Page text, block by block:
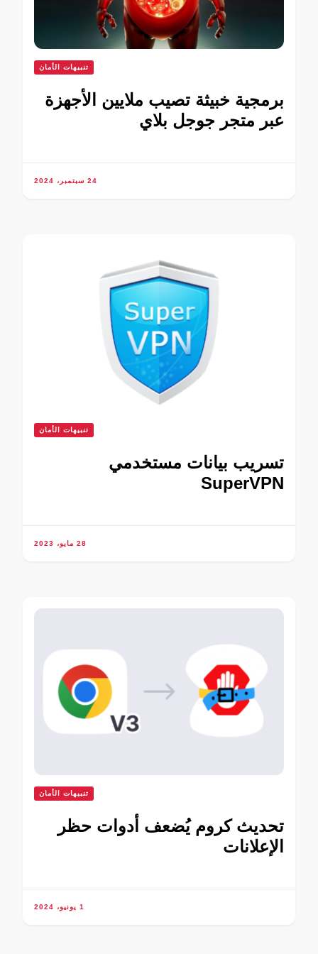
تنبيهات الأمان
برمجية خبيثة تصيب ملايين الأجهزة
عبر متجر جوجل بلاي
24 سبتمبر، 2024
تنبيهات الأمان
تسريب بيانات مستخدمي
SuperVPN
28 مايو، 2023
تنبيهات الأمان
تحديث كروم يُضعف أدوات حظر
الإعلانات
1 يونيو، 2024